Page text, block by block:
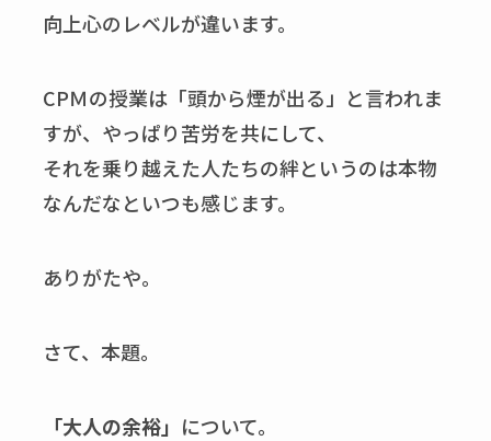
向上心のレベルが違います。
CPＭの授業は「頭から煙が出る」と言われま
すが、やっぱり苦労を共にして、
それを乗り越えた人たちの絆というのは本物
なんだなといつも感じます。
ありがたや。
さて、本題。
「大人の余裕」 について。